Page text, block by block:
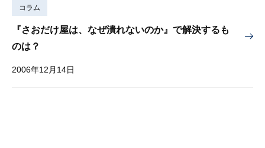
コラム
『さおだけ屋は、なぜ潰れないのか』で解決するも
のは？
2006年12月14日